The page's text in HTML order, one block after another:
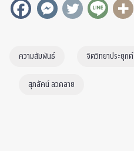
ความสัมพันธ์ จิตวิทยาประยุกต์
สุภลัคน์ ลวดลาย